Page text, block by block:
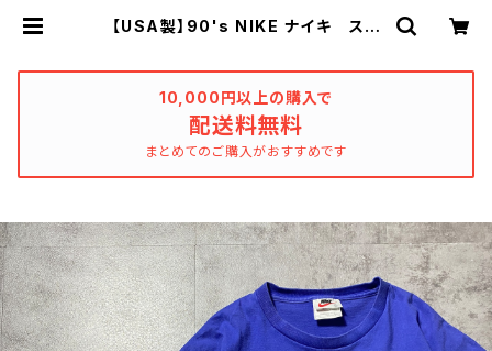
【USA製】90's NIKE ナイキ スウ
tharsis
10,000円以上の購入で
配送料無料
まとめてのご購入がおすすめです